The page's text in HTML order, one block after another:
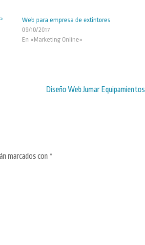
Web para empresa de extintores
09/10/2017
En «Marketing Online»
Diseño Web Jumar Equipamientos
marcados con *